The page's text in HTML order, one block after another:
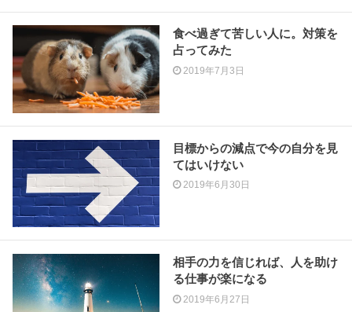
食べ過ぎて苦しい人に。対策を
占ってみた
2019年7月3日
目標からの減点で今の自分を見
てはいけない
2019年6月30日
相手の力を信じれば、人を助け
る仕事が楽になる
2019年6月27日